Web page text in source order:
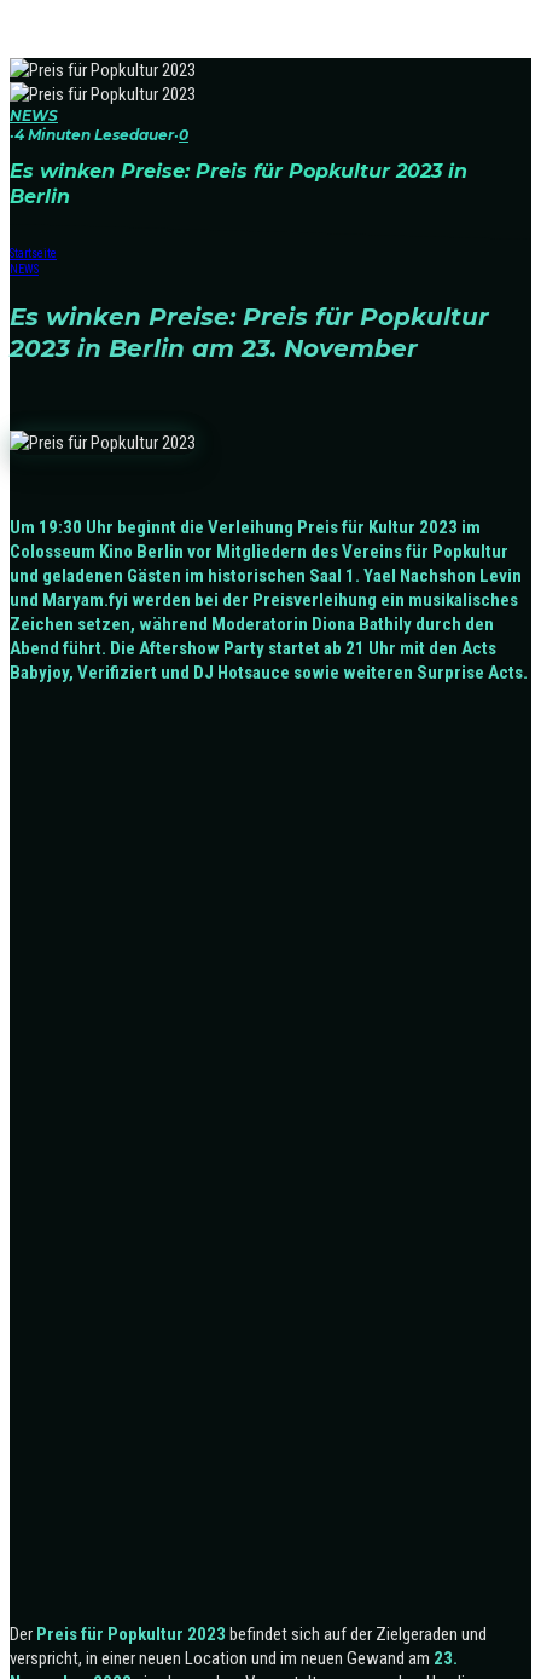
NEWS
·4 Minuten Lesedauer·0
Es winken Preise: Preis für Popkultur 2023 in
Berlin
Startseite
NEWS
Es winken Preise: Preis für Popkultur
2023 in Berlin am 23. November
Um 19:30 Uhr beginnt die Verleihung Preis für Kultur 2023 im
Colosseum Kino Berlin vor Mitgliedern des Vereins für Popkultur
und geladenen Gästen im historischen Saal 1. Yael Nachshon Levin
und Maryam.fyi werden bei der Preisverleihung ein musikalisches
Zeichen setzen, während Moderatorin Diona Bathily durch den
Abend führt. Die Aftershow Party startet ab 21 Uhr mit den Acts
Babyjoy, Verifiziert und DJ Hotsauce sowie weiteren Surprise Acts.
Der Preis für Popkultur 2023 befindet sich auf der Zielgeraden und
verspricht, in einer neuen Location und im neuen Gewand am 23.